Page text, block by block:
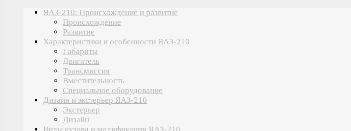
ЯАЗ-210: Происхождение и развитие
Происхождение
Развитие
Характеристики и особенности ЯАЗ-210
Габариты
Двигатель
Трансмиссия
Вместительность
Специальное оборудование
Дизайн и экстерьер ЯАЗ-210
Экстерьер
Дизайн
Виды кузова и модификации ЯАЗ-210